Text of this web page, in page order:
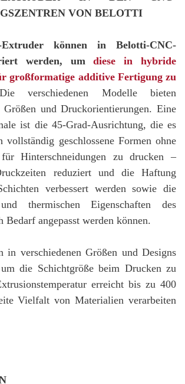
VON BELOTTI
können in Belotti-CNC-
werden, umdiese in hybride
großformatige additive Fertigung zu
verschiedenen Modelle bieten
Größen und Druckorientierungen. Eine
ist die 45-Grad-Ausrichtung, die es
vollständig geschlossene Formen ohne
für Hinterschneidungen zu drucken –
reduziert und die Haftung
verbessert werden sowie die
thermischen Eigenschaften des
Bedarf angepasst werden können.
in verschiedenen Größen und Designs
die Schichtgröße beim Drucken zu
erreicht bis zu 400
Vielfalt von Materialien verarbeiten